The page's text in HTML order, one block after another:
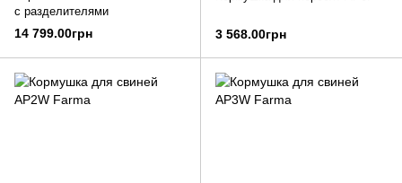
с разделителями
14 799.00грн 3 568.00грн